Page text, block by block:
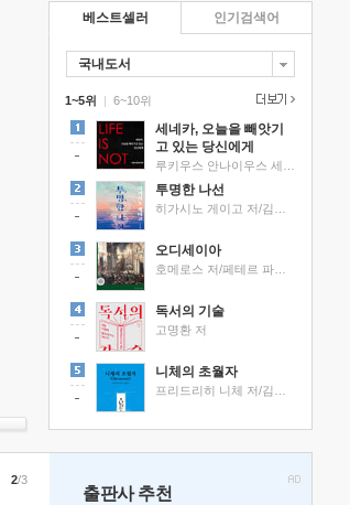
베스트셀러
국내도서
1~5위 |
세네카, 오늘을 빼앗기
고 있는 당신에게
투명한 나선
오디세이아
독서의 기술
고명환 저
니체의 초월자
6~10위
인기검색어
2/3
출판사 추천